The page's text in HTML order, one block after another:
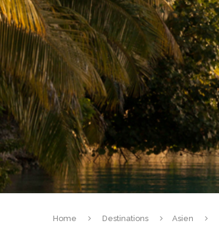
Home Destinations Asien